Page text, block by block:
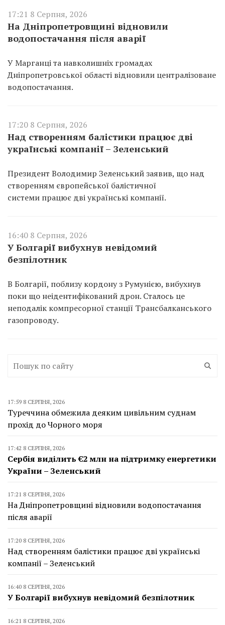
17:21 8 Серпня, 2026
На Дніпропетровщині відновили
водопостачання після аварії
У Марганці та навколишніх громадах
Дніпропетровської області відновили централізоване
водопостачання.
17:20 8 Серпня, 2026
Над створенням балістики працює дві
українські компанії – Зеленський
Президент Володимир Зеленський заявив, що над
створенням європейської балістичної
системи працює дві українські компанії.
16:40 8 Серпня, 2026
У Болгарії вибухнув невідомий
безпілотник
В Болгарії, поблизу кордону з Румунією, вибухнув
поки що неідентифікований дрон. Сталось це
неподалік компресорної станції Трансбалканського
газопроводу.
17:59 8 СЕРПНЯ, 2026
Туреччина обмежила деяким цивільним суднам
прохід до Чорного моря
17:42 8 СЕРПНЯ, 2026
Сербія виділить €2 млн на підтримку енергетики
України – Зеленський
17:21 8 СЕРПНЯ, 2026
На Дніпропетровщині відновили водопостачання
після аварії
17:20 8 СЕРПНЯ, 2026
Над створенням балістики працює дві українські
компанії – Зеленський
16:40 8 СЕРПНЯ, 2026
У Болгарії вибухнув невідомий безпілотник
16:21 8 СЕРПНЯ, 2026